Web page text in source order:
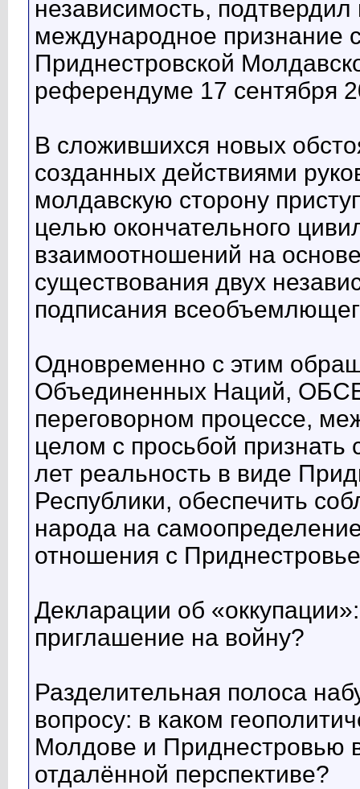
независимость,
международное признание
Приднестровской
референдуме 17 сентября
В сложившихся новых
созданных действиями
молдавскую сторону
целью окончательного
взаимоотношений на
существования двух
подписания
Одновременно с этим
Объединенных Наций,
переговорном процессе,
целом с просьбой
лет реальность в виде
Республики, обеспечить
народа на
отношения с
Декларации об
приглашение на войну?
Разделительная полоса
вопросу: в каком
Молдове и Приднестровью
отдалённой перспективе?